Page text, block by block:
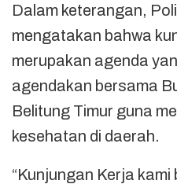
Dalam keterangan,
mengatakan bahwa
merupakan agenda
agendakan bersama
Belitung Timur guna
kesehatan di daerah.
“Kunjungan Kerja